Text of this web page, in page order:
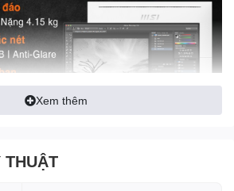
kế
Xem thêm
THUẬT